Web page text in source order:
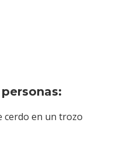
cerdo en un trozo